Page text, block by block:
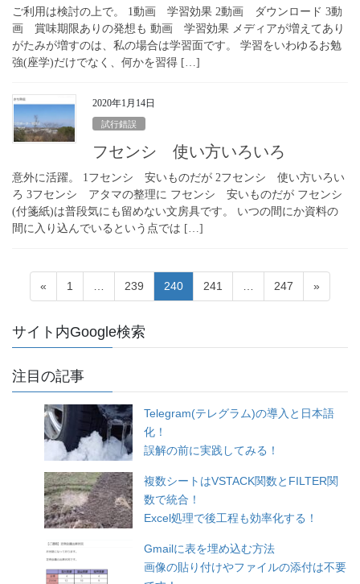
ご利用は検討の上で。 1動画 学習効果 2動画 ダウンロード 3動
画 賞味期限ありの発想も 動画 学習効果 メディアが増えてあり
がたみが増すのは、私の場合は学習面です。 学習をいわゆるお勉
強(座学)だけでなく、何かを習得 […]
2020年1月14日
試行錯誤
フセンシ 使い方いろいろ
意外に活躍。 1フセンシ 安いものだが 2フセンシ 使い方いろい
ろ 3フセンシ アタマの整理に フセンシ 安いものだが フセンシ
(付箋紙)は普段気にも留めない文房具です。 いつの間にか資料の
間に入り込んでいるという点では […]
稿
の
ペ
ー
ジ
«
固
定
ー
1
固
定
ペ
ー
239
固
定
240
固
定
241
固
定
247 »
サイト内Google検索
注目の記事
Telegram(テレグラム)の導入と日本語
化！
誤解の前に実践してみる！
複数シートはVSTACK関数とFILTER関
数で統合！
Excel処理で後工程も効率化する！
Gmailに表を埋め込む方法
画像の貼り付けやファイルの添付は不要